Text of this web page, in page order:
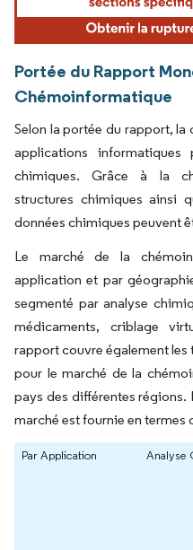
Portée du Rapport
Chémoinformatique
Selon la portée du rapport,
applications informatiques
chimiques. Grâce à la
structures chimiques ainsi
données chimiques peuvent
Le marché de la
application et par
segmenté par analyse
médicaments, criblage
rapport couvre également les
pour le marché de la
pays des différentes régions.
marché est fournie en termes
Par Application Analyse